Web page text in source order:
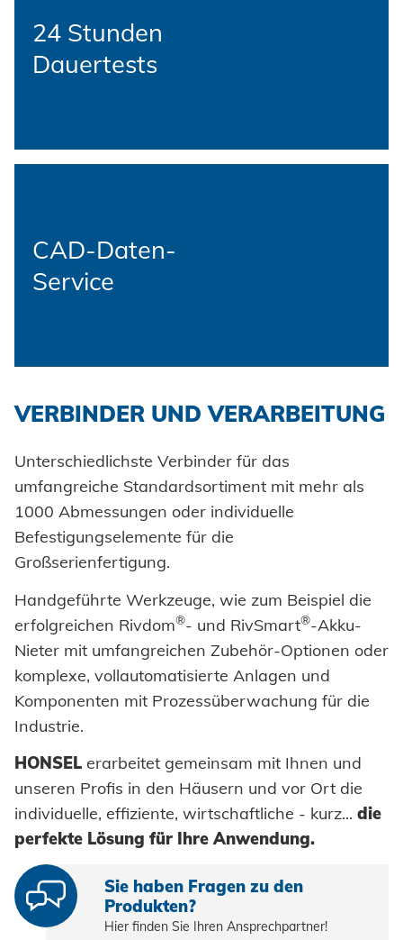
24 Stunden
Dauertests
CAD-Daten-
Service
VERBINDER UND VERARBEITUNG
Unterschiedlichste Verbinder für das
umfangreiche Standardsortiment mit mehr als
1000 Abmessungen oder individuelle
Befestigungselemente für die
Großserienfertigung.
Handgeführte Werkzeuge, wie zum Beispiel die
erfolgreichen Rivdom®- und RivSmart®-Akku-
Nieter mit umfangreichen Zubehör-Optionen oder
komplexe, vollautomatisierte Anlagen und
Komponenten mit Prozessüberwachung für die
Industrie.
HONSEL erarbeitet gemeinsam mit Ihnen und
unseren Profis in den Häusern und vor Ort die
individuelle, effiziente, wirtschaftliche - kurz... die
perfekte Lösung für Ihre Anwendung.
Sie haben Fragen zu den
Produkten?
Hier finden Sie Ihren Ansprechpartner!